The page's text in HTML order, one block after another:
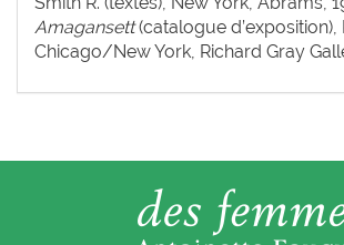
Amagansett(catalogue d’exposition),
Chicago/New York, Richard Gray